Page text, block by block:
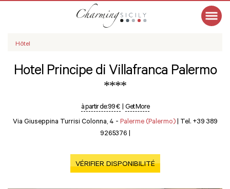
Hôtel
Hotel Principe di Villafranca Palermo
****
à partir de:99 € | Get More
Via Giuseppina Turrisi Colonna, 4 - Palerme (Palermo) | Tel. +39 389
9265376 |
VÉRIFIER DISPONIBILITÉ